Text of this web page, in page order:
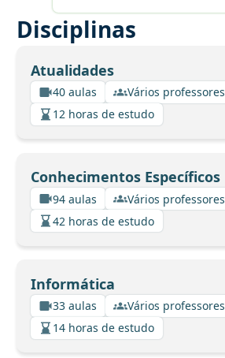
Disciplinas
Atualidades
40 aulas
Vários professores
12 horas de estudo
Conhecimentos Específicos
94 aulas
Vários professores
42 horas de estudo
Informática
33 aulas
Vários professores
14 horas de estudo